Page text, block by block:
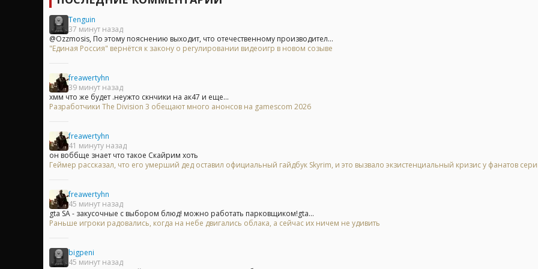
Tenguin
37 минут назад
@Ozzmosis, По этому пояснению выходит, что отечественному производител...
"Единая Россия" вернётся к закону о регулировании видеоигр в новом созыве
freawertyhn
39 минут назад
хмм что же будет .неужто скнчики на ак47 и еще...
Разработчики The Division 3 обещают много анонсов на gamescom 2026
freawertyhn
41 минуту назад
он воббще знает что такое Скайрим хоть
Геймер рассказал, что его умерший дед оставил официальный гайдбук Skyrim, и это вызвало экзистенциальный кризис у фанатов
freawertyhn
45 минут назад
gta SA - закусочные с выбором блюд! можно работать парковщиком!gta...
Раньше игроки радовались, когда на небе двигались облака, а сейчас их ничем не удивить
bigpeni
45 минут назад